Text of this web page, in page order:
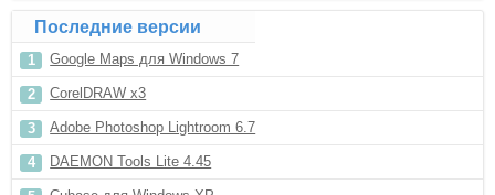
Последние версии
Google Maps для Windows 7
CorelDRAW x3
Adobe Photoshop Lightroom 6.7
DAEMON Tools Lite 4.45